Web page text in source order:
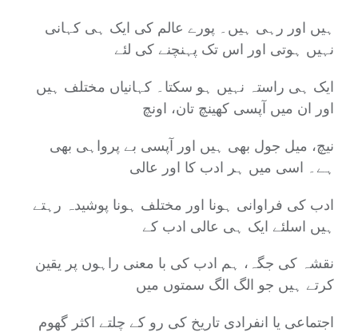
ہیں اور رہی ہیں۔ پورے عالم کی ایک ہی کہانی
نہیں ہوتی اور اس تک پہنچنے کی لئے
ایک ہی راستہ نہیں ہو سکتا۔ کہانیاں مختلف ہیں
اور ان میں آپسی کھینچ تان، اونچ
نیچ، میل جول بھی ہیں اور آپسی بے پرواہی بھی
ہے۔ اسی میں ہر ادب کا اور عالی
ادب کی فراوانی ہونا اور مختلف ہونا پوشیدہ رہتے
ہیں اسلئے ایک ہی عالی ادب کے
نقشہ کی جگہ، ہم ادب کی با معنی راہوں پر یقین
کرتے ہیں جو الگ الگ سمتوں میں
اجتماعی یا انفرادی تاریخ کی رو کے چلتے اکثر گھوم